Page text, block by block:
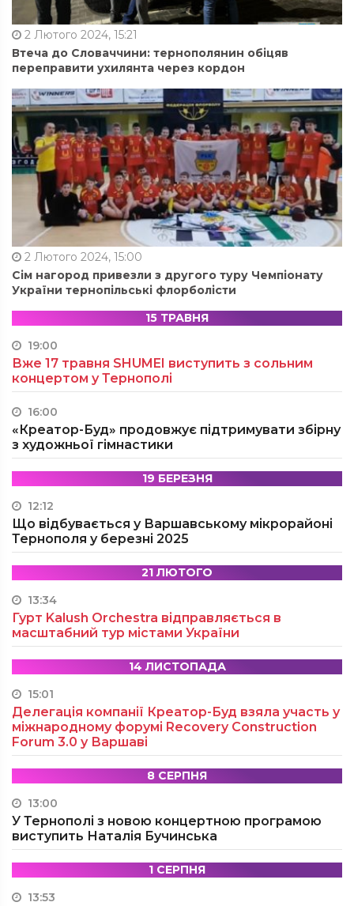
2 Лютого 2024, 15:21
Втеча до Словаччини: тернополянин обіцяв
переправити ухилянта через кордон
2 Лютого 2024, 15:00
Сім нагород привезли з другого туру Чемпіонату
України тернопільські флорболісти
15 ТРАВНЯ
19:00
Вже 17 травня SHUMEI виступить з сольним
концертом у Тернополі
16:00
«Креатор-Буд» продовжує підтримувати збірну
з художньої гімнастики
19 БЕРЕЗНЯ
12:12
Що відбувається у Варшавському мікрорайоні
Тернополя у березні 2025
21 ЛЮТОГО
13:34
Гурт Kalush Orchestra відправляється в
масштабний тур містами України
14 ЛИСТОПАДА
15:01
Делегація компанії Креатор-Буд взяла участь у
міжнародному форумі Recovery Construction
Forum 3.0 у Варшаві
8 СЕРПНЯ
13:00
У Тернополі з новою концертною програмою
виступить Наталія Бучинська
1 СЕРПНЯ
13:53